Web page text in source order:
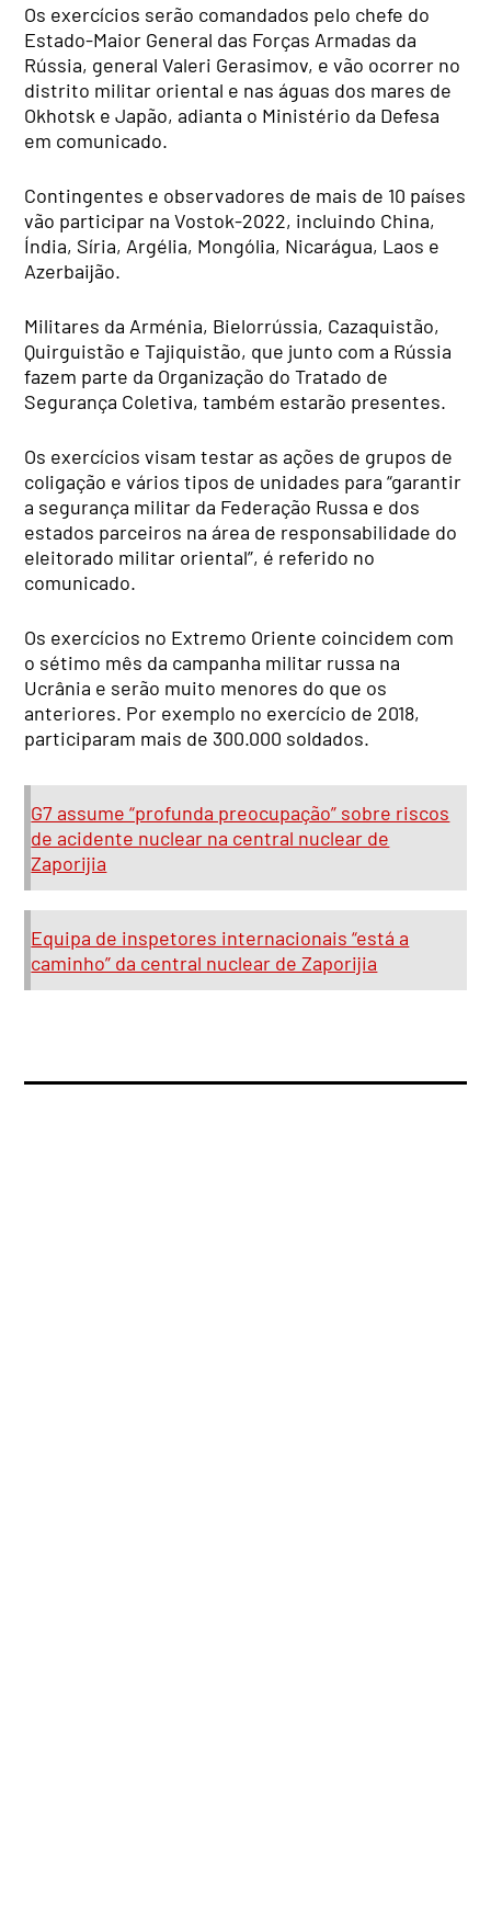
Os exercícios serão comandados pelo chefe do
Estado-Maior General das Forças Armadas da
Rússia, general Valeri Gerasimov, e vão ocorrer no
distrito militar oriental e nas águas dos mares de
Okhotsk e Japão, adianta o Ministério da Defesa
em comunicado.
Contingentes e observadores de mais de 10 países
vão participar na Vostok-2022, incluindo China,
Índia, Síria, Argélia, Mongólia, Nicarágua, Laos e
Azerbaijão.
Militares da Arménia, Bielorrússia, Cazaquistão,
Quirguistão e Tajiquistão, que junto com a Rússia
fazem parte da Organização do Tratado de
Segurança Coletiva, também estarão presentes.
Os exercícios visam testar as ações de grupos de
coligação e vários tipos de unidades para “garantir
a segurança militar da Federação Russa e dos
estados parceiros na área de responsabilidade do
eleitorado militar oriental”, é referido no
comunicado.
Os exercícios no Extremo Oriente coincidem com
o sétimo mês da campanha militar russa na
Ucrânia e serão muito menores do que os
anteriores. Por exemplo no exercício de 2018,
participaram mais de 300.000 soldados.
G7 assume “profunda preocupação” sobre riscos
de acidente nuclear na central nuclear de
Zaporijia
Equipa de inspetores internacionais “está a
caminho” da central nuclear de Zaporijia